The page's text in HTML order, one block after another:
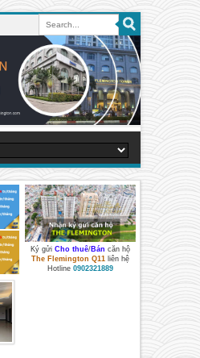
Ký gửi Cho thuê/Bán căn hộ
The Flemington Q11 liên hệ
Hotline 0902321889